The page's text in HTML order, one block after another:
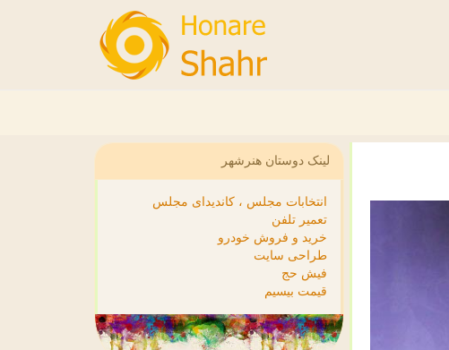
لینک دوستان هنرشهر
انتخابات مجلس ، کاندیدای مجلس
تعمیر تلفن
خرید و فروش خودرو
طراحی سایت
فیش حج
قیمت بیسیم